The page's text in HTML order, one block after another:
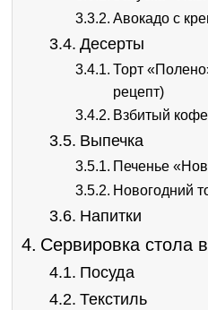
Авокадо с
Десерты
Торт
рецепт)
Взбитый кофе
Выпечка
Печенье
Новогодний
Напитки
Сервировка стола
Посуда
Текстиль